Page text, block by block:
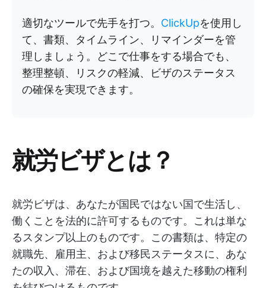
適切なツールで先手を打つ。 ClickUpを使用し
て、書類、タイムライン、リマインダーを管
理しましょう。どこで仕事をする場合でも、
整理整頓、リスクの軽減、ビザのステータス
の確保を実現できます。
就労ビザとは？
就労ビザは、あなたが国民ではない国で生活し、
働くことを法的に許可するものです。これは単な
るスタンプ以上のものです。この書類は、特定の
就職先、雇用主、および移民ステータスに、あな
たの収入、滞在、および国境を越えた移動の権利